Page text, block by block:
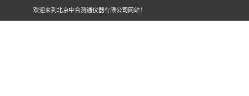
欢迎来到北京中合测通仪器有限公司网站！